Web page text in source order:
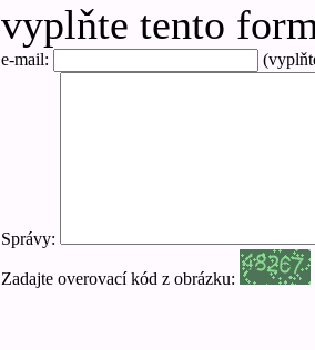
vyplňte tento
e-mail:
Správy:
Zadajte overovací kód z obrázku: